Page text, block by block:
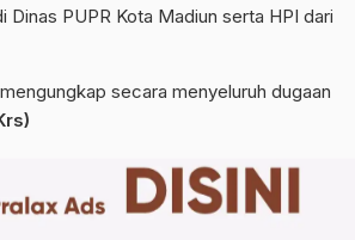
PUPR Kota Madiun serta HPI dari
secara menyeluruh dugaan